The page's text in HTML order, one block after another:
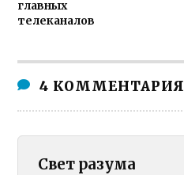
главных
телеканалов
4 КОММЕНТАРИЯ
Свет разума